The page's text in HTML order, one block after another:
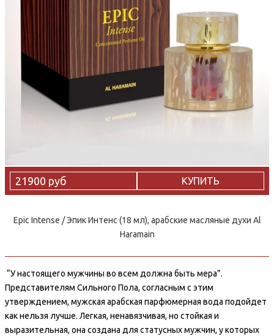
21900 руб КУПИТЬ
Epic Intense / Эпик Интенс (18 мл), арабские масляные духи Al
Haramain
“У настоящего мужчины во всем должна быть мера”.
Представителям Сильного Пола, согласным с этим
утверждением, мужская арабская парфюмерная вода подойдет
как нельзя лучше. Легкая, ненавязчивая, но стойкая и
выразительная, она создана для статусных мужчин, у которых